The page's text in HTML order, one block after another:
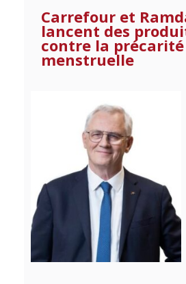
Carrefour et
lancent des
contre la précarité
menstruelle